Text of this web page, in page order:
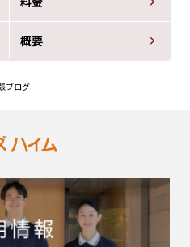
概要
ブログ